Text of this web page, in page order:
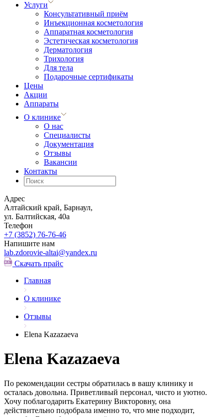
Услуги
Консультативный приём
Инъекционная косметология
Аппаратная косметология
Эстетическая косметология
Дерматология
Трихология
Для тела
Подарочные сертификаты
Цены
Акции
Аппараты
О клинике
О нас
Специалисты
Документация
Отзывы
Вакансии
Контакты
Адрес
Алтайский край, Барнаул,
ул. Балтийская, 40а
Телефон
+7 (3852) 76-76-46
Напишите нам
lab.zdorovie-altai@yandex.ru
Скачать прайс
Главная
О клинике
Отзывы
​Elena Kazazaeva
​Elena Kazazaeva
По рекомендации сестры обратилась в вашу клинику и
осталась довольна. Приветливый персонал, чисто и уютно.
Хочу поблагодарить Екатерину Викторовну, она
действительно подобрала именно то, что мне подходит,